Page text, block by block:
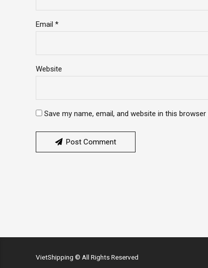
Email *
Website
Save my name, email, and website in this
Post Comment
VietShipping © All Rights Reserved